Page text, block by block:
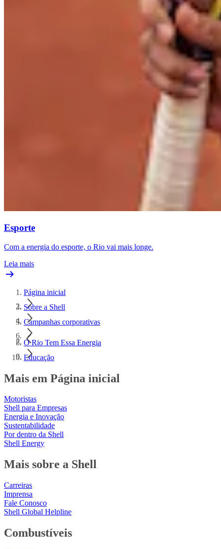
Esporte
Com a energia do esporte, o Rio vai mais longe.
Leia mais
Página inicial
Sobre a Shell
Campanhas corporativas
O Rio Tem Essa Energia
Educação
Mais em Página inicial
Motoristas
Shell para Empresas
Energia e Inovação
Sustentabilidade
Por dentro da Shell
Shell Energy
Mais sobre a Shell
Carreiras
Imprensa
Fale Conosco
Shell Global Helpline
Combustíveis